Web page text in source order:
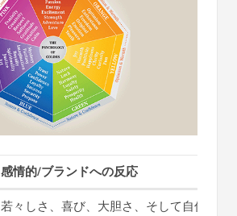
感情的/ブランドへの反応
若々しさ、喜び、大胆さ、そして自信。